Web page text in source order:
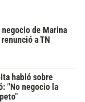
de Marina
a TN
habló sobre
"No negocio la